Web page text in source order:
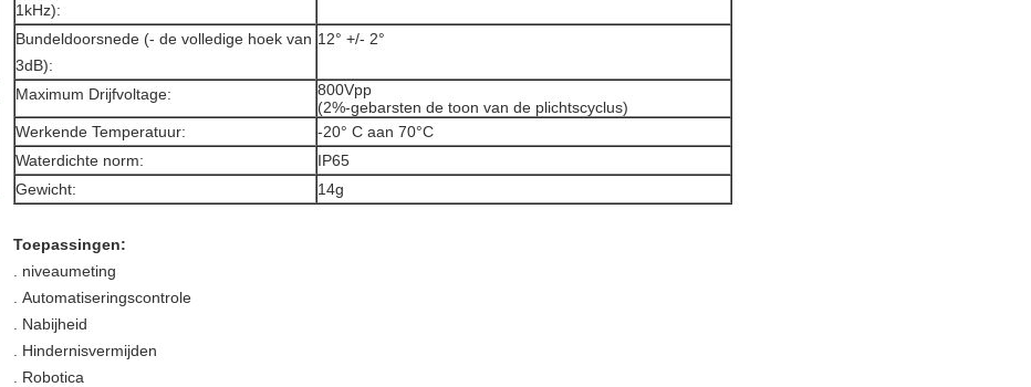
1kHz):
Bundeldoorsnede (- de volledige hoek van
3dB):
12° +/- 2°
Maximum Drijfvoltage:
800Vpp
(2%-gebarsten de toon van de plichtscyclus)
Werkende Temperatuur:
-20° C aan 70°C
Waterdichte norm:
IP65
Gewicht:
14g
Toepassingen:
niveaumeting
Automatiseringscontrole
Nabijheid
Hindernisvermijden
Robotica